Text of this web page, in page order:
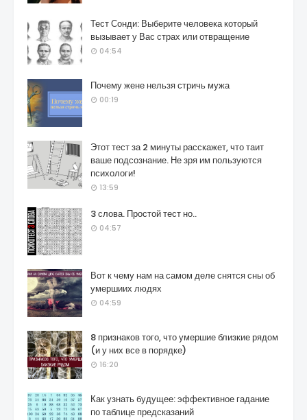
Тест Сонди: Выберите человека который
вызывает у Вас страх или отвращение
04:54
Почему жене нельзя стричь мужа
00:19
Этот тест за 2 минуты расскажет, что таит
ваше подсознание. Не зря им пользуются
психологи!
13:59
3 слова. Простой тест но..
04:57
Вот к чему нам на самом деле снятся сны об
умершиих людях
04:59
8 признаков того, что умершие близкие рядом
(и у них все в порядке)
16:20
Как узнать будущее: эффективное гадание
по таблице предсказаний